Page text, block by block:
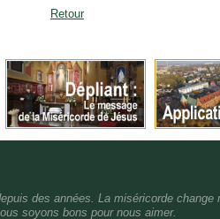
Retour
des années. La miséricorde
soyons bons pour nous aimer.